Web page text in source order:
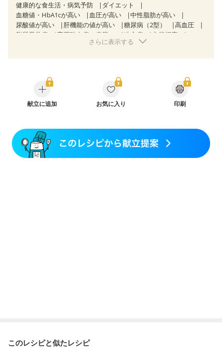
健康的な食生活・病気予防
ダイエット
血糖値・HbA1cが高い
血圧が高い
中性脂肪が高い
尿酸値が高い
肝機能の値が高い 糖尿病（2型）
高血圧
脂質異常症
高尿酸血症（痛風） 狭心症
心筋梗塞
胃ポリープ 胆石症
乳がん治療を終えた方・経過観察中の方など
産後（ミルク）
骨粗しょう症
関節リウマチ
フレイル（年齢に合わせた体作り）
貧血対策
さらに表示する
献立に追加 お気に入り 印刷
このレシピと似たレシピ